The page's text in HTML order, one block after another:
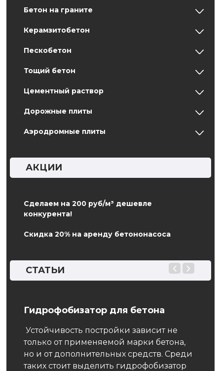
Бетон на граните
Керамзитобетон
Пескобетон
Тощий бетон
Цементный раствор
Дорожные плиты
Аэродромные плиты
АКЦИИ
Сделаем на 200 руб/м³ дешевле
конкурента!
Скидка 20% на аренду бетононасоса
СТАТЬИ
Гидрофобизатор для бетона
Устойчивость постройки зависит не
только от применяемой марки бетона,
но и от дополнительных средств. Среди
таких стоит выделить гидрофобизатор